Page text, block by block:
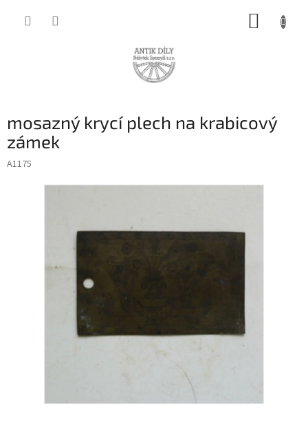
mosazný krycí plech na krabicový
zámek
A1175